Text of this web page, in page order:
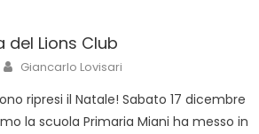
del Lions Club
Giancarlo Lovisari
ripresi il Natale! Sabato 17 dicembre
la scuola Primaria Miani ha messo in